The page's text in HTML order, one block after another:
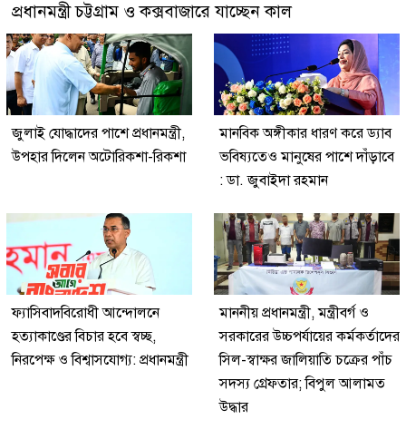
প্রধানমন্ত্রী চট্টগ্রাম ও কক্সবাজারে যাচ্ছেন কাল
জুলাই যোদ্ধাদের পাশে প্রধানমন্ত্রী,
উপহার দিলেন অটোরিকশা-রিকশা
মানবিক অঙ্গীকার ধারণ করে ড্যাব
ভবিষ্যতেও মানুষের পাশে দাঁড়াবে
: ডা. জুবাইদা রহমান
ফ্যাসিবাদবিরোধী আন্দোলনে
হত্যাকাণ্ডের বিচার হবে স্বচ্ছ,
নিরপেক্ষ ও বিশ্বাসযোগ্য: প্রধানমন্ত্রী
মাননীয় প্রধানমন্ত্রী, মন্ত্রীবর্গ ও
সরকারের উচ্চপর্যায়ের কর্মকর্তাদের
সিল-স্বাক্ষর জালিয়াতি চক্রের পাঁচ
সদস্য গ্রেফতার; বিপুল আলামত
উদ্ধার